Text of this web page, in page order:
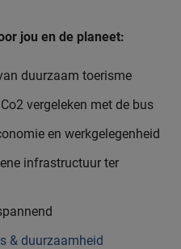
jou en de planeet:
duurzaam toerisme
vergeleken met de bus
en werkgelegenheid
infrastructuur ter
& duurzaamheid